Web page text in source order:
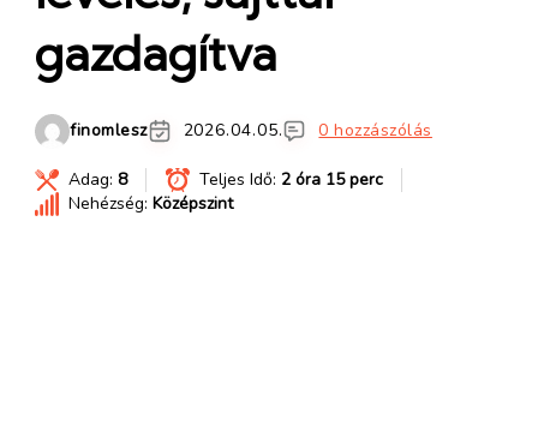
gazdagítva
finomlesz 2026.04.05. 0 hozzászólás
Adag: 8 Teljes Idő: 2 óra 15 perc
Nehézség: Középszint